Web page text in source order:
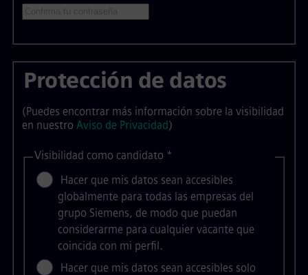
Protección de datos
(Puedes encontrar más información sobre la visibilidad
en nuestro Aviso de Privacidad)
Visibilidad como candidato *
Hacer que mis datos sean accesibles
globalmente para todas las empresas del
grupo Siemens, de modo que puedan
considerarme para cualquier vacante que
coincida con mi perfil.
Hacer que mis datos sean accesibles solo